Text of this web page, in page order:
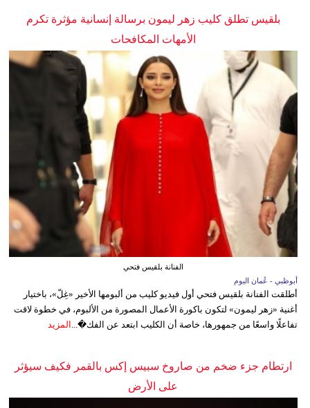
بلقيس تطلق كليب زهر ليمون برسالة إنسانية مؤثرة تكرم
الأمهات المكافحات
الفنانة بلقيس فتحي
أبوظبي - عُمان اليوم
أطلقت الفنانة بلقيس فتحي أول فيديو كليب من ألبومها الأخير «غِلّ»، باختيار
أغنية «زهر ليمون» لتكون باكورة الأعمال المصورة من الألبوم، في خطوة لاقت
تفاعلًا واسعًا من جمهورها، خاصة أن الكليب ابتعد عن الفك�... المزيد
ارتطام جزء ضخم من صاروخ سبيس إكس بالقمر فكيف سيؤثر
على الأرض